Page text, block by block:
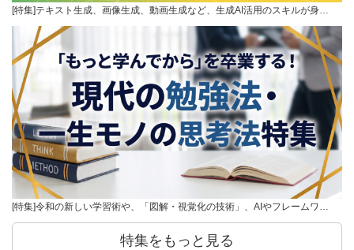
[特集]テキスト生成、画像生成、動画生成など、生成AI活用のスキルが身…
[特集]令和の新しい学習術や、「図解・視覚化の技術」、AIやフレームワ…
特集をもっと見る